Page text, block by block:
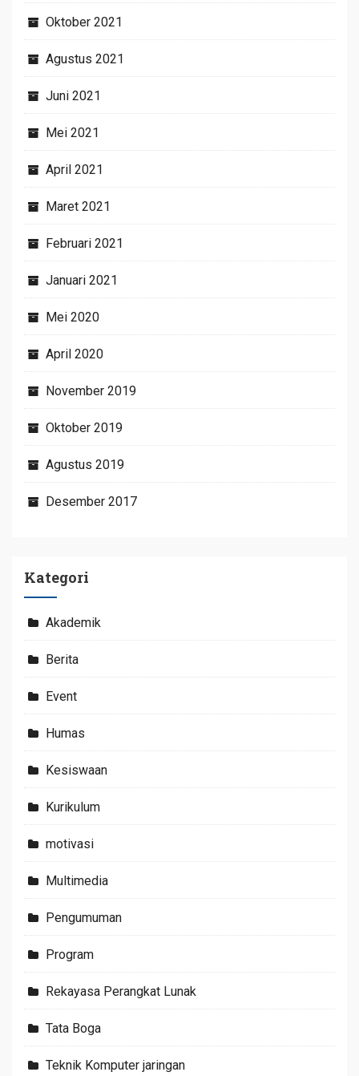
Oktober 2021
Agustus 2021
Juni 2021
Mei 2021
April 2021
Maret 2021
Februari 2021
Januari 2021
Mei 2020
April 2020
November 2019
Oktober 2019
Agustus 2019
Desember 2017
Kategori
Akademik
Berita
Event
Humas
Kesiswaan
Kurikulum
motivasi
Multimedia
Pengumuman
Program
Rekayasa Perangkat Lunak
Tata Boga
Teknik Komputer jaringan